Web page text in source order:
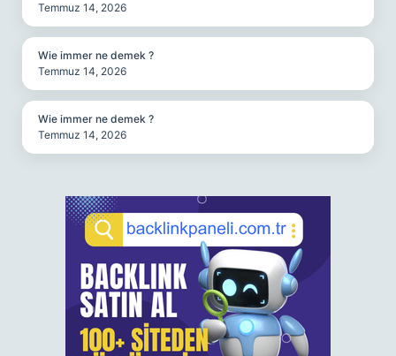
Temmuz 14, 2026
Wie immer ne demek ?
Temmuz 14, 2026
Wie immer ne demek ?
Temmuz 14, 2026